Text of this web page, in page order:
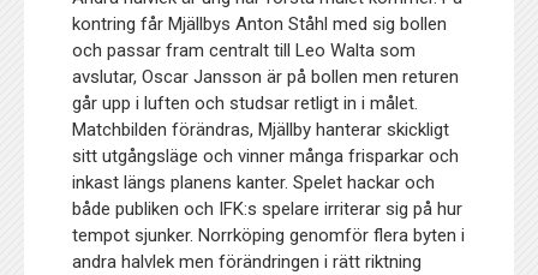
kontring får Mjällbys Anton Ståhl med sig bollen
och passar fram centralt till Leo Walta som
avslutar, Oscar Jansson är på bollen men returen
går upp i luften och studsar retligt in i målet.
Matchbilden förändras, Mjällby hanterar skickligt
sitt utgångsläge och vinner många frisparkar och
inkast längs planens kanter. Spelet hackar och
både publiken och IFK:s spelare irriterar sig på hur
tempot sjunker. Norrköping genomför flera byten i
andra halvlek men förändringen i rätt riktning